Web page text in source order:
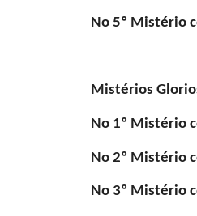
No 5º Mistério
Mistérios
No 1º Mistério
No 2º Mistério
No 3º Mistério